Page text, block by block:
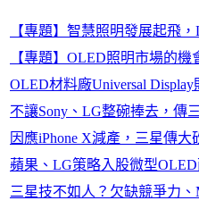
【專題】智慧照明發展起飛
【專題】OLED照明市場的機
OLED材料廠Universal
不讓Sony、LG整碗捧去，傳
因應iPhone X減產，三星傳
蘋果、LG策略入股微型OLED
三星技不如人？欠缺競爭力